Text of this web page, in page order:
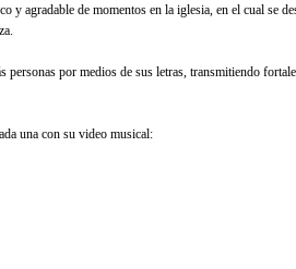
y agradable de momentos en la iglesia, en el cual se
personas por medios de sus letras, transmitiendo
una con su video musical: